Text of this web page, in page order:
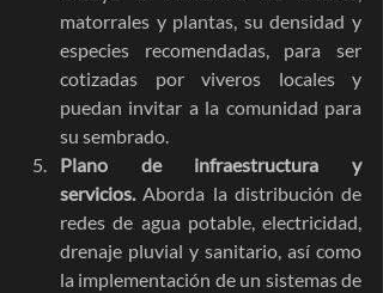
matorrales y plantas, su densidad y
especies recomendadas, para ser
cotizadas por viveros locales y
puedan invitar a la comunidad para
su sembrado.
Plano de infraestructura y
servicios. Aborda la distribución de
redes de agua potable, electricidad,
drenaje pluvial y sanitario, así como
la implementación de un sistemas de